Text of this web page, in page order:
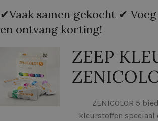
✔Vaak samen gekocht ✔
en ontvang korting!
ZEEP
ZENICOLOR 5
kleurstoffen speciaal